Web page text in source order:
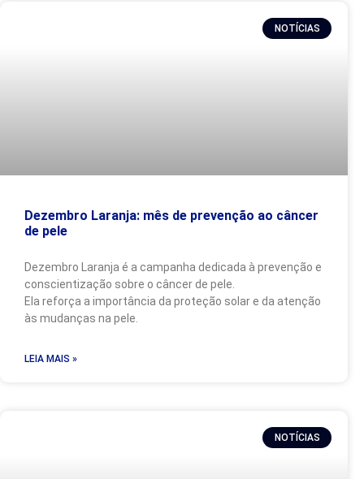
NOTÍCIAS
Dezembro Laranja: mês de prevenção ao câncer
de pele
Dezembro Laranja é a campanha dedicada à prevenção e
conscientização sobre o câncer de pele.
Ela reforça a importância da proteção solar e da atenção
às mudanças na pele.
LEIA MAIS »
NOTÍCIAS